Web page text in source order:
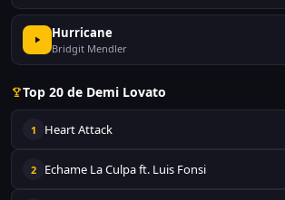
Hurricane
Bridgit Mendler
Top 20 de Demi Lovato
1 Heart Attack
2 Echame La Culpa ft. Luis Fonsi